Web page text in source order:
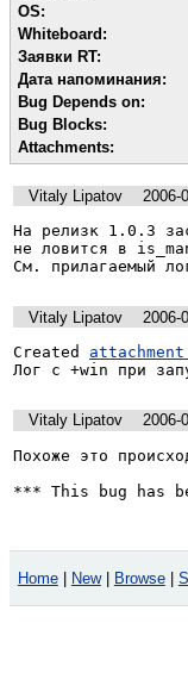
OS:
Whiteboard:
Заявки RT:
Дата напоминания:
Bug Depends on:
Bug Blocks:
Attachments:
Vitaly Lipatov
2006-
На релизк 1.0.3
не ловится в
См. прилагаемый
Vitaly Lipatov
2006-
Created
Лог с +win при
Vitaly Lipatov
2006-
Похоже это
*** This bug has
Home New Browse